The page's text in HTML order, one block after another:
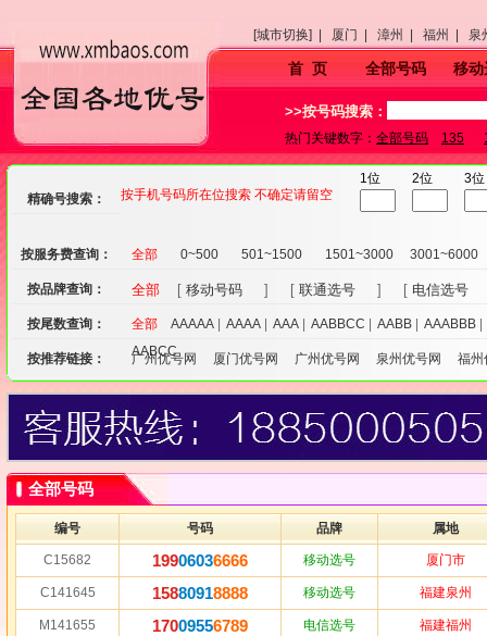
[城市切换] | 厦门 | 漳州 | 福州 |
首 页 全部号码 移动
>>按号码搜索：
热门关键数字： 全部号码 135
精确号搜索： 按手机号码所在位搜索 不确定请留空
1位 2位 3位
按服务费查询： 全部 0~500 501~1500 1501~3000 3001~6000
按品牌查询： 全部 [ 移动号码 ] [ 联通选号 ] [ 电信选号
按尾数查询： 全部 AAAAA AAAA AAA AABBCC AABB AAABBB
AABCC
按推荐链接： 广州优号网 厦门优号网 广州优号网 泉州优号网 福州
全部号码
编号 号码 品牌 属地
C15682 19906036666 移动选号 厦门市
C141645 15880918888 移动选号 福建泉州
M141655 17009556789 电信选号 福建福州